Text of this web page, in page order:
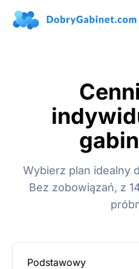
Wybierz plan idealny
Bez zobowiązań, z
Podstawowy